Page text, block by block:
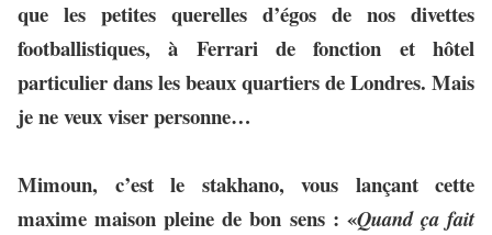
que les petites querelles d’égos de nos divettes
footballistiques, à Ferrari de fonction et hôtel
particulier dans les beaux quartiers de Londres. Mais
je ne veux viser personne…
Mimoun, c’est le stakhano, vous lançant cette
maxime maison pleine de bon sens : «Quand ça fait